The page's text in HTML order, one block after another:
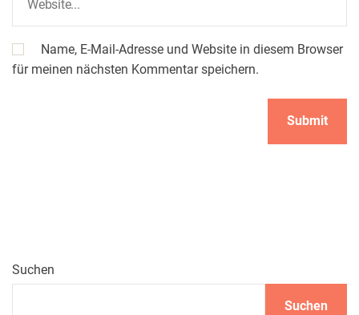
Name, E-Mail-Adresse und Website in diesem Browser
für meinen nächsten Kommentar speichern.
Suchen
Suchen